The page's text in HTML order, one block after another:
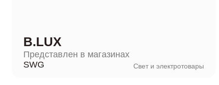
B.LUX
Представлен в магазинах
SWG
Свет и электротовары